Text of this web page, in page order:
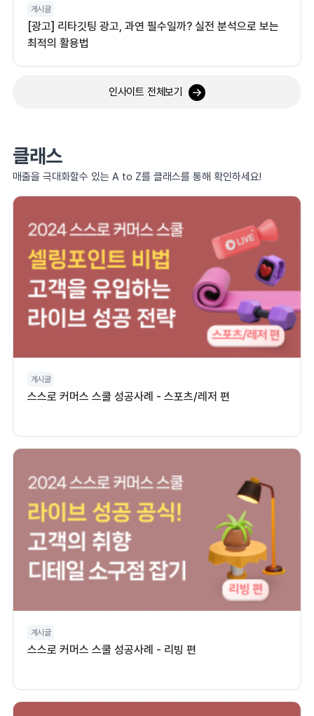
게시글
[광고] 리타깃팅 광고, 과연 필수일까? 실전 분석으로 보는
최적의 활용법
인사이트 전체보기
클래스
매출을 극대화할수 있는 A to Z를 클래스를 통해 확인하세요!
게시글
스스로 커머스 스쿨 성공사례 - 스포츠/레저 편
게시글
스스로 커머스 스쿨 성공사례 - 리빙 편